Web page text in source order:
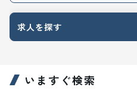
求人を探す
いますぐ検索